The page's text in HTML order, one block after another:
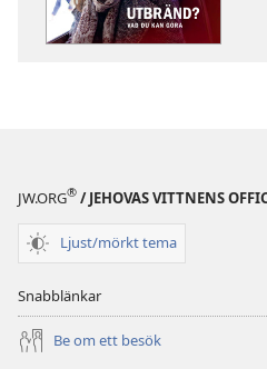
JW.ORG® / JEHOVAS VITTNENS
Ljust/mörkt tema
Snabblänkar
Be om ett besök